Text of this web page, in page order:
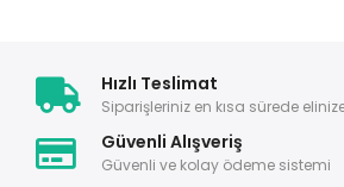
Hızlı Teslimat
Siparişleriniz en kısa sürede
Güvenli Alışveriş
Güvenli ve kolay ödeme sistemi